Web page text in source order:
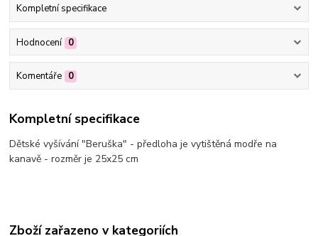
Kompletní specifikace
Hodnocení 0
Komentáře 0
Kompletní specifikace
Dětské vyšívání "Beruška" - předloha je vytištěná modře na
kanavě - rozměr je 25x25 cm
Zboží zařazeno v kategoriích